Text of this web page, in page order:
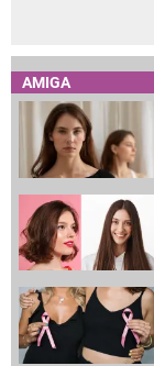
AMIGA